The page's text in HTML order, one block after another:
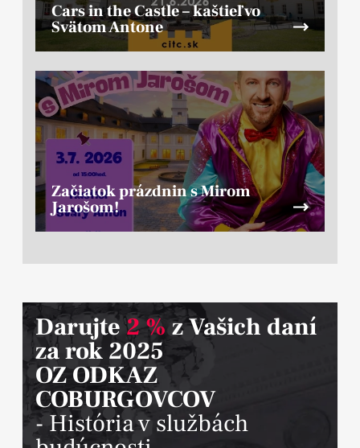
Cars in the Castle – kaštieľ vo
Svätom Antone
Začiatok prázdnin s Mirom
Jarošom!
Darujte2 %z Vašich daní
za rok 2025
OZ ODKAZ
COBURGOVCOV
- História v službách